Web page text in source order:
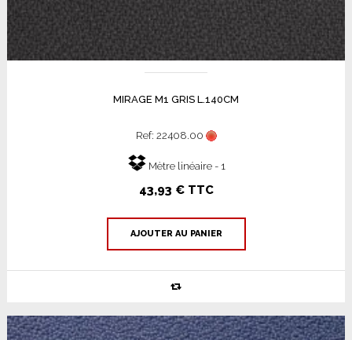
MIRAGE M1 GRIS L.140CM
Ref: 22408.00
Mètre linéaire - 1
43,93 € TTC
AJOUTER AU PANIER